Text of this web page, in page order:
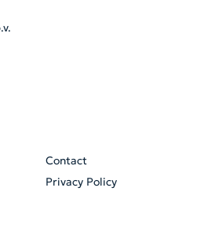
Contact
Privacy Policy